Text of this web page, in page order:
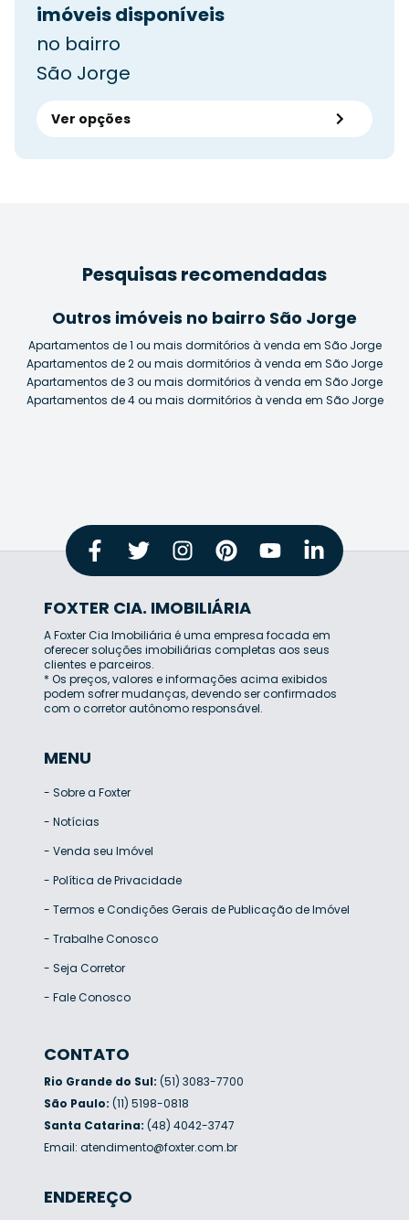
imóveis disponíveis
no bairro
São Jorge
Ver opções
Pesquisas recomendadas
Outros imóveis no bairro São Jorge
Apartamentos de 1 ou mais dormitórios à venda em São Jorge
Apartamentos de 2 ou mais dormitórios à venda em São Jorge
Apartamentos de 3 ou mais dormitórios à venda em São Jorge
Apartamentos de 4 ou mais dormitórios à venda em São Jorge
FOXTER CIA. IMOBILIÁRIA
A Foxter Cia Imobiliária é uma empresa focada em
oferecer soluções imobiliárias completas aos seus
clientes e parceiros.
* Os preços, valores e informações acima exibidos
podem sofrer mudanças, devendo ser confirmados
com o corretor autônomo responsável.
MENU
- Sobre a Foxter
- Notícias
- Venda seu Imóvel
- Política de Privacidade
- Termos e Condições Gerais de Publicação de Imóvel
- Trabalhe Conosco
- Seja Corretor
- Fale Conosco
CONTATO
Rio Grande do Sul: (51) 3083-7700
São Paulo: (11) 5198-0818
Santa Catarina: (48) 4042-3747
Email: atendimento@foxter.com.br
ENDEREÇO